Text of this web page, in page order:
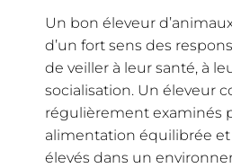
Un bon éleveur
d’un fort sens des
de veiller à leur santé, à
socialisation. Un éleveur
régulièrement examinés
alimentation équilibrée et
élevés dans un